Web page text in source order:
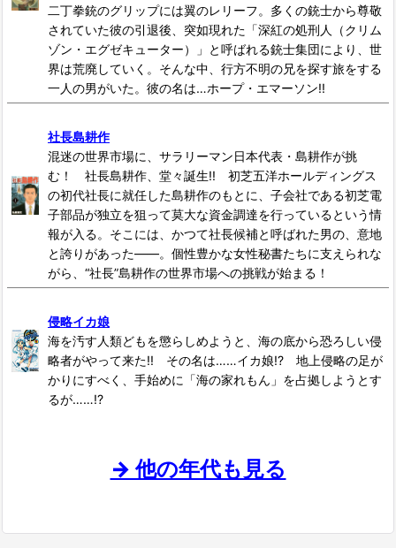
二丁拳銃のグリップには翼のレリーフ。多くの銃士から尊敬
されていた彼の引退後、突如現れた「深紅の処刑人（クリム
ゾン・エグゼキューター）」と呼ばれる銃士集団により、世
界は荒廃していく。そんな中、行方不明の兄を探す旅をする
一人の男がいた。彼の名は…ホープ・エマーソン!!
社長島耕作
混迷の世界市場に、サラリーマン日本代表・島耕作が挑
む！ 社長島耕作、堂々誕生!! 初芝五洋ホールディングス
の初代社長に就任した島耕作のもとに、子会社である初芝電
子部品が独立を狙って莫大な資金調達を行っているという情
報が入る。そこには、かつて社長候補と呼ばれた男の、意地
と誇りがあった――。個性豊かな女性秘書たちに支えられな
がら、“社長”島耕作の世界市場への挑戦が始まる！
侵略イカ娘
海を汚す人類どもを懲らしめようと、海の底から恐ろしい侵
略者がやって来た!! その名は……イカ娘!? 地上侵略の足が
かりにすべく、手始めに「海の家れもん」を占拠しようとす
るが……!?
→ 他の年代も見る